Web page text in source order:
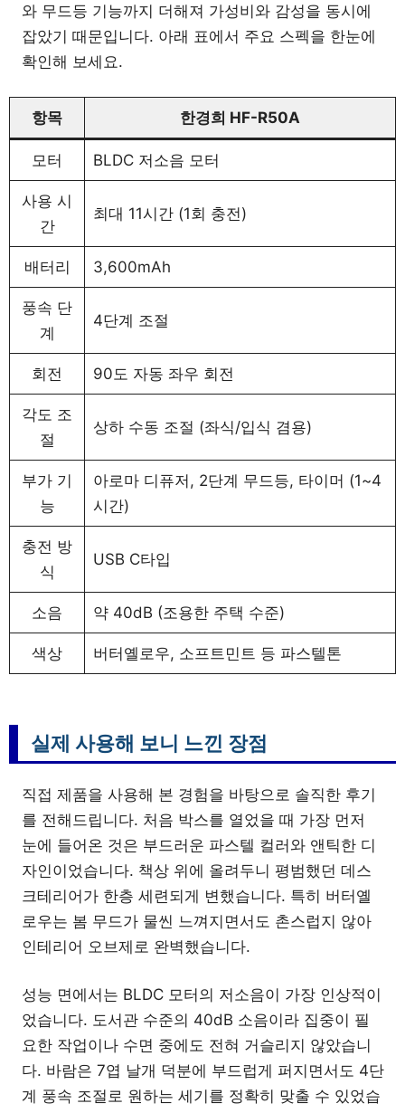
와 무드등 기능까지 더해져 가성비와 감성을 동시에
잡았기 때문입니다. 아래 표에서 주요 스펙을 한눈에
확인해 보세요.
항목 한경희 HF-R50A
모터 BLDC 저소음 모터
사용 시
간
최대 11시간 (1회 충전)
배터리 3,600mAh
풍속 단
계
4단계 조절
회전 90도 자동 좌우 회전
각도 조
절
상하 수동 조절 (좌식/입식 겸용)
부가 기
능
아로마 디퓨저, 2단계 무드등, 타이머 (1~4
시간)
충전 방
식
USB C타입
소음 약 40dB (조용한 주택 수준)
색상 버터옐로우, 소프트민트 등 파스텔톤
실제 사용해 보니 느낀 장점
직접 제품을 사용해 본 경험을 바탕으로 솔직한 후기
를 전해드립니다. 처음 박스를 열었을 때 가장 먼저
눈에 들어온 것은 부드러운 파스텔 컬러와 앤틱한 디
자인이었습니다. 책상 위에 올려두니 평범했던 데스
크테리어가 한층 세련되게 변했습니다. 특히 버터옐
로우는 봄 무드가 물씬 느껴지면서도 촌스럽지 않아
인테리어 오브제로 완벽했습니다.
성능 면에서는 BLDC 모터의 저소음이 가장 인상적이
었습니다. 도서관 수준의 40dB 소음이라 집중이 필
요한 작업이나 수면 중에도 전혀 거슬리지 않았습니
다. 바람은 7엽 날개 덕분에 부드럽게 퍼지면서도 4단
계 풍속 조절로 원하는 세기를 정확히 맞출 수 있었습